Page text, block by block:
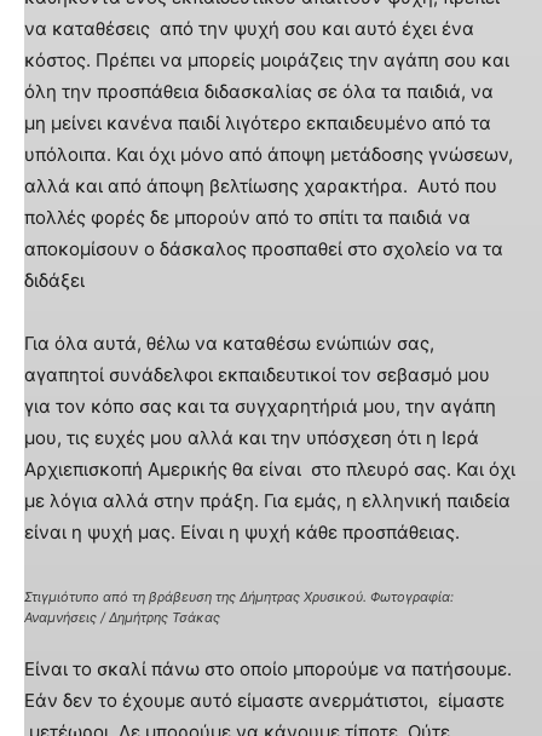
να καταθέσεις από την ψυχή σου και αυτό έχει ένα
κόστος. Πρέπει να μπορείς μοιράζεις την αγάπη σου και
όλη την προσπάθεια διδασκαλίας σε όλα τα παιδιά, να
μη μείνει κανένα παιδί λιγότερο εκπαιδευμένο από τα
υπόλοιπα. Και όχι μόνο από άποψη μετάδοσης γνώσεων,
αλλά και από άποψη βελτίωσης χαρακτήρα. Αυτό που
πολλές φορές δε μπορούν από το σπίτι τα παιδιά να
αποκομίσουν ο δάσκαλος προσπαθεί στο σχολείο να τα
διδάξει
Για όλα αυτά, θέλω να καταθέσω ενώπιών σας,
αγαπητοί συνάδελφοι εκπαιδευτικοί τον σεβασμό μου
για τον κόπο σας και τα συγχαρητήριά μου, την αγάπη
μου, τις ευχές μου αλλά και την υπόσχεση ότι η Ιερά
Αρχιεπισκοπή Αμερικής θα είναι στο πλευρό σας. Και όχι
με λόγια αλλά στην πράξη. Για εμάς, η ελληνική παιδεία
είναι η ψυχή μας. Είναι η ψυχή κάθε προσπάθειας.
Στιγμιότυπο από τη βράβευση της Δήμητρας Χρυσικού. Φωτογραφία:
Αναμνήσεις / Δημήτρης Τσάκας
Είναι το σκαλί πάνω στο οποίο μπορούμε να πατήσουμε.
Εάν δεν το έχουμε αυτό είμαστε ανερμάτιστοι, είμαστε
μετέωροι. Δε μπορούμε να κάνουμε τίποτε. Ούτε